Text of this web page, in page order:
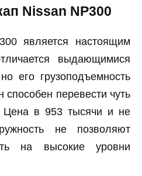
Nissan NP300
является настоящим
выдающимися
его грузоподъемность
способен перевести чуть
Цена в 953 тысячи и не
не позволяют
на высокие уровни